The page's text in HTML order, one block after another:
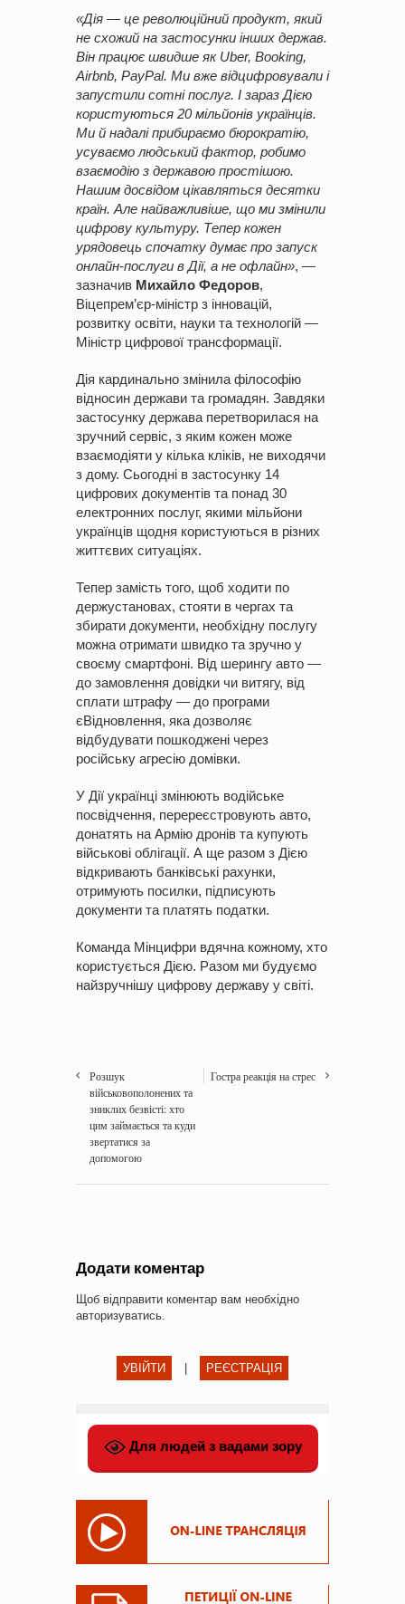
«Дія — це революційний продукт, який
не схожий на застосунки інших держав.
Він працює швидше як Uber, Booking,
Airbnb, PayPal. Ми вже відцифровували і
запустили сотні послуг. І зараз Дією
користуються 20 мільйонів українців.
Ми й надалі прибираємо бюрократію,
усуваємо людський фактор, робимо
взаємодію з державою простішою.
Нашим досвідом цікавляться десятки
країн. Але найважливіше, що ми змінили
цифрову культуру. Тепер кожен
урядовець спочатку думає про запуск
онлайн-послуги в Дії, а не офлайн», —
зазначив Михайло Федоров,
Віцепрем’єр-міністр з інновацій,
розвитку освіти, науки та технологій —
Міністр цифрової трансформації.
Дія кардинально змінила філософію
відносин держави та громадян. Завдяки
застосунку держава перетворилася на
зручний сервіс, з яким кожен може
взаємодіяти у кілька кліків, не виходячи
з дому. Сьогодні в застосунку 14
цифрових документів та понад 30
електронних послуг, якими мільйони
українців щодня користуються в різних
життєвих ситуаціях.
Тепер замість того, щоб ходити по
держустановах, стояти в чергах та
збирати документи, необхідну послугу
можна отримати швидко та зручно у
своєму смартфоні. Від шерингу авто —
до замовлення довідки чи витягу, від
сплати штрафу — до програми
єВідновлення, яка дозволяє
відбудувати пошкоджені через
російську агресію домівки.
У Дії українці змінюють водійське
посвідчення, перереєстровують авто,
донатять на Армію дронів та купують
військові облігації. А ще разом з Дією
відкривають банківські рахунки,
отримують посилки, підписують
документи та платять податки.
Команда Мінцифри вдячна кожному, хто
користується Дією. Разом ми будуємо
найзручнішу цифрову державу у світі.
Розшук
військовополонених та
зниклих безвісті: хто
цим займається та куди
звертатися за
допомогою
Гостра реакція на стрес
Додати коментар
Щоб відправити коментар вам необхідно
авторизуватись.
УВІЙТИ РЕЄСТРАЦІЯ
Для людей з вадами зору